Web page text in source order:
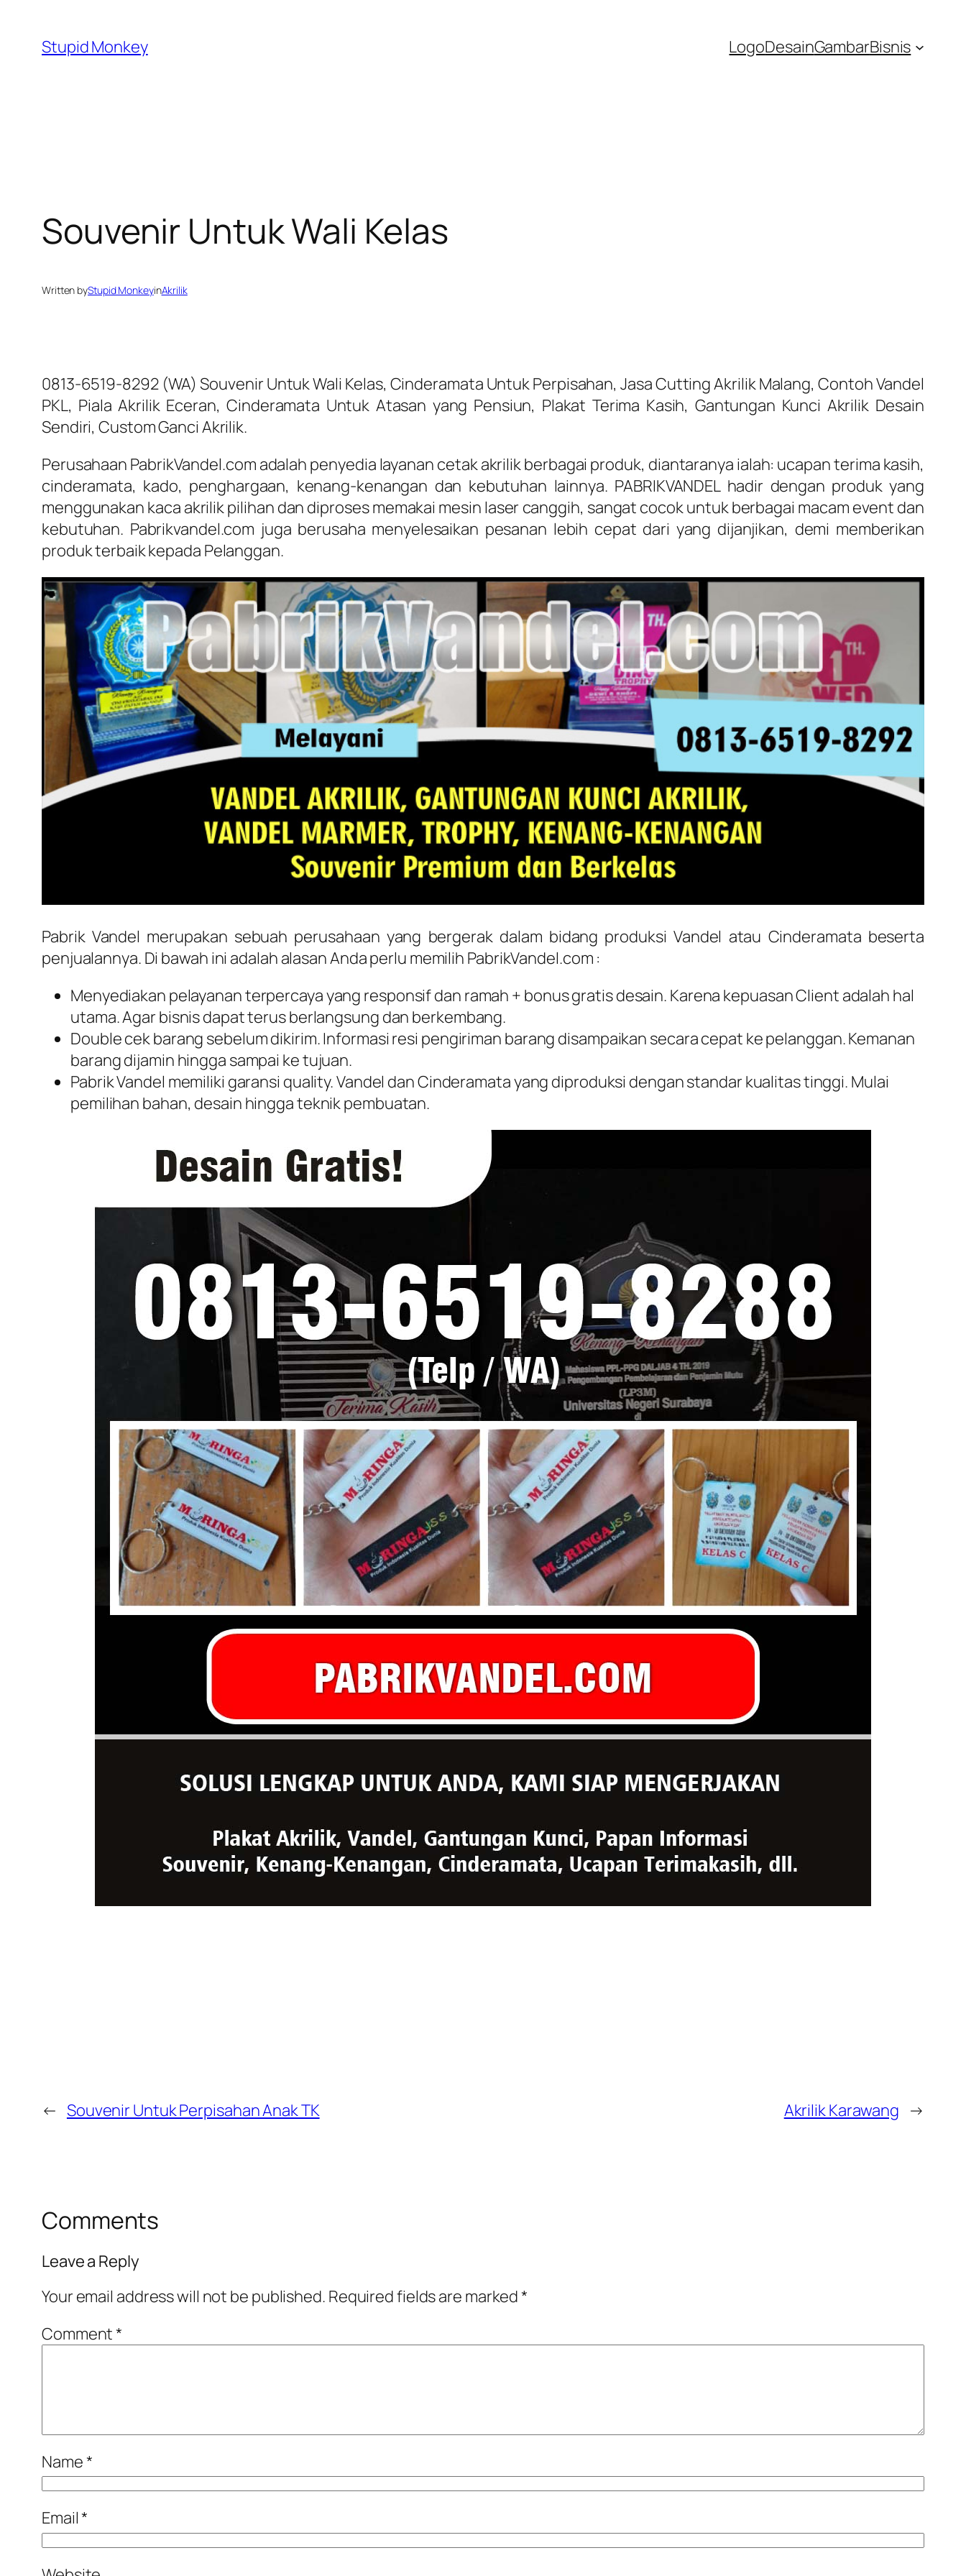
content
Stupid Monkey LogoDesainGambarBisnis
Souvenir Untuk Wali Kelas
Written byStupid MonkeyinAkrilik
0813-6519-8292 (WA) Souvenir Untuk Wali Kelas, Cinderamata Untuk Perpisahan, Jasa Cutting Akrilik Malang, Contoh Vandel
PKL, Piala Akrilik Eceran, Cinderamata Untuk Atasan yang Pensiun, Plakat Terima Kasih, Gantungan Kunci Akrilik Desain
Sendiri, Custom Ganci Akrilik.
Perusahaan PabrikVandel.com adalah penyedia layanan cetak akrilik berbagai produk, diantaranya ialah: ucapan terima kasih,
cinderamata, kado, penghargaan, kenang-kenangan dan kebutuhan lainnya. PABRIKVANDEL hadir dengan produk yang
menggunakan kaca akrilik pilihan dan diproses memakai mesin laser canggih, sangat cocok untuk berbagai macam event dan
kebutuhan. Pabrikvandel.com juga berusaha menyelesaikan pesanan lebih cepat dari yang dijanjikan, demi memberikan
produk terbaik kepada Pelanggan.
Pabrik Vandel merupakan sebuah perusahaan yang bergerak dalam bidang produksi Vandel atau Cinderamata beserta
penjualannya. Di bawah ini adalah alasan Anda perlu memilih PabrikVandel.com :
Menyediakan pelayanan terpercaya yang responsif dan ramah + bonus gratis desain. Karena kepuasan Client adalah hal
utama. Agar bisnis dapat terus berlangsung dan berkembang.
Double cek barang sebelum dikirim. Informasi resi pengiriman barang disampaikan secara cepat ke pelanggan. Kemanan
barang dijamin hingga sampai ke tujuan.
Pabrik Vandel memiliki garansi quality. Vandel dan Cinderamata yang diproduksi dengan standar kualitas tinggi. Mulai
pemilihan bahan, desain hingga teknik pembuatan.
← Souvenir Untuk Perpisahan Anak TK Akrilik Karawang →
Comments
Leave a Reply
Your email address will not be published. Required fields are marked*
Comment*
Name*
Email*